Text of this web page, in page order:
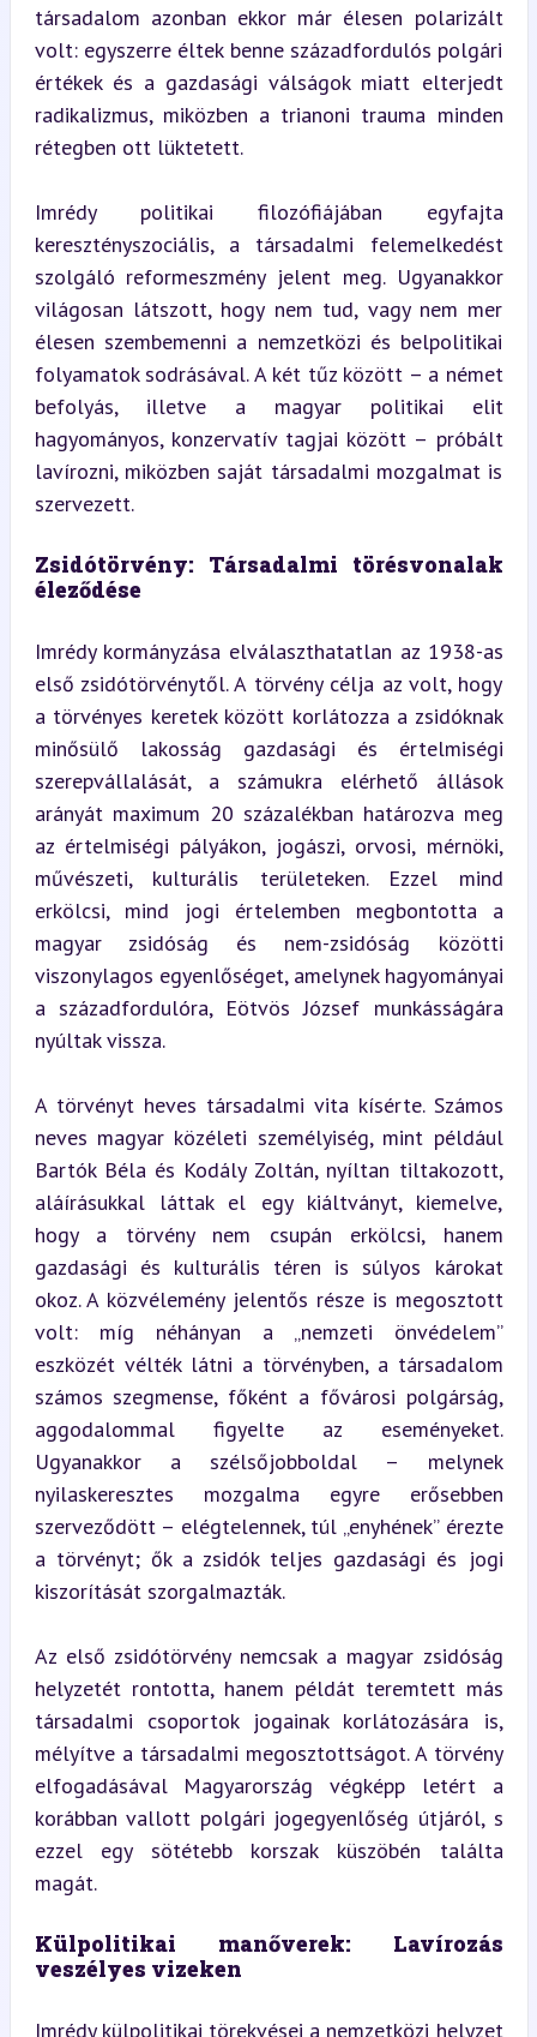
társadalom azonban ekkor már élesen polarizált
volt: egyszerre éltek benne századfordulós polgári
értékek és a gazdasági válságok miatt elterjedt
radikalizmus, miközben a trianoni trauma minden
rétegben ott lüktetett.
Imrédy politikai filozófiájában egyfajta
keresztényszociális, a társadalmi felemelkedést
szolgáló reformeszmény jelent meg. Ugyanakkor
világosan látszott, hogy nem tud, vagy nem mer
élesen szembemenni a nemzetközi és belpolitikai
folyamatok sodrásával. A két tűz között – a német
befolyás, illetve a magyar politikai elit
hagyományos, konzervatív tagjai között – próbált
lavírozni, miközben saját társadalmi mozgalmat is
szervezett.
Zsidótörvény: Társadalmi törésvonalak
éleződése
Imrédy kormányzása elválaszthatatlan az 1938-as
első zsidótörvénytől. A törvény célja az volt, hogy
a törvényes keretek között korlátozza a zsidóknak
minősülő lakosság gazdasági és értelmiségi
szerepvállalását, a számukra elérhető állások
arányát maximum 20 százalékban határozva meg
az értelmiségi pályákon, jogászi, orvosi, mérnöki,
művészeti, kulturális területeken. Ezzel mind
erkölcsi, mind jogi értelemben megbontotta a
magyar zsidóság és nem-zsidóság közötti
viszonylagos egyenlőséget, amelynek hagyományai
a századfordulóra, Eötvös József munkásságára
nyúltak vissza.
A törvényt heves társadalmi vita kísérte. Számos
neves magyar közéleti személyiség, mint például
Bartók Béla és Kodály Zoltán, nyíltan tiltakozott,
aláírásukkal láttak el egy kiáltványt, kiemelve,
hogy a törvény nem csupán erkölcsi, hanem
gazdasági és kulturális téren is súlyos károkat
okoz. A közvélemény jelentős része is megosztott
volt: míg néhányan a „nemzeti önvédelem”
eszközét vélték látni a törvényben, a társadalom
számos szegmense, főként a fővárosi polgárság,
aggodalommal figyelte az eseményeket.
Ugyanakkor a szélsőjobboldal – melynek
nyilaskeresztes mozgalma egyre erősebben
szerveződött – elégtelennek, túl „enyhének” érezte
a törvényt; ők a zsidók teljes gazdasági és jogi
kiszorítását szorgalmazták.
Az első zsidótörvény nemcsak a magyar zsidóság
helyzetét rontotta, hanem példát teremtett más
társadalmi csoportok jogainak korlátozására is,
mélyítve a társadalmi megosztottságot. A törvény
elfogadásával Magyarország végképp letért a
korábban vallott polgári jogegyenlőség útjáról, s
ezzel egy sötétebb korszak küszöbén találta
magát.
Külpolitikai manőverek: Lavírozás
veszélyes vizeken
Imrédy külpolitikai törekvései a nemzetközi helyzet